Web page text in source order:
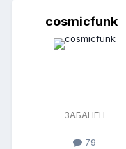
cosmicfunk
ЗАБАНЕН
79